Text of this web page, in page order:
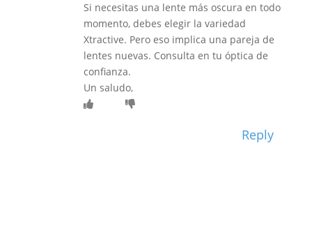
Si necesitas una lente más oscura en todo
momento, debes elegir la variedad
Xtractive. Pero eso implica una pareja de
lentes nuevas. Consulta en tu óptica de
confianza.
Un saludo,
Reply